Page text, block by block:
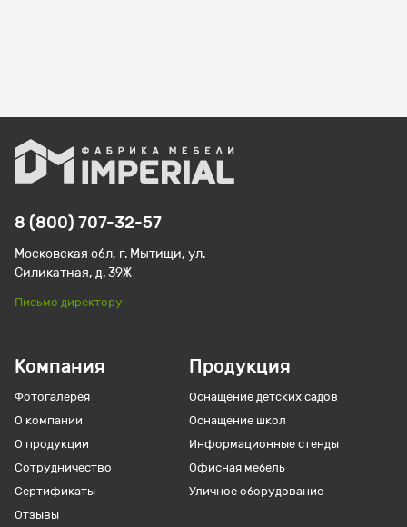
Компания
Фотогалерея
О компании
О продукции
Сотрудничество
Сертификаты
Отзывы
Продукция
Оснащение детских садов
Оснащение школ
Информационные стенды
Офисная мебель
Уличное оборудование
8 (800) 707-32-57
Московская обл, г. Мытищи, ул.
Силикатная, д. 39Ж
Письмо директору